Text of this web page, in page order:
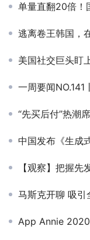
单量直翻20倍！国货
逃离卷王韩国，
美国社交巨头盯
一周要闻NO.141丨小红书正式进军跨
“先买后付”热潮
中国发布《生成式AI
【观察】把握
马斯克开聊 吸
App Annie 2020年度报告